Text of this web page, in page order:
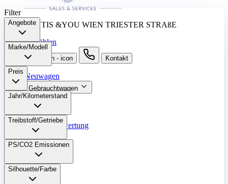
STELLANTIS &YOU WIEN TRIESTER STRAßE
Stadt auswählen
suche button - icon Kontakt
Neuwagen
Gebrauchtwagen
Angebote
Werkstatt
Fahrzeugbewertung
Finanzierung
Mehr
Filter
Angebote
Marke/Modell
Preis
Jahr/Kilometerstand
Treibstoff/Getriebe
PS/CO2 Emissionen
Silhouette/Farbe